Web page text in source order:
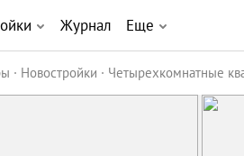
Журнал Еще
Новостройки Четырехкомнатные